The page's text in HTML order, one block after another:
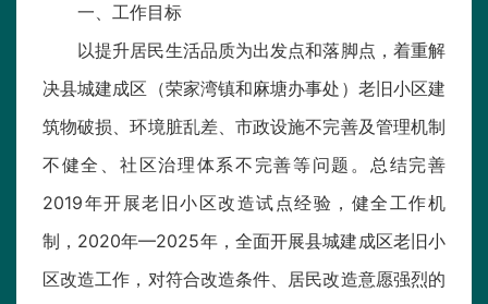
一、工作目标
以提升居民生活品质为出发点和落脚点，着重解
决县城建成区（荣家湾镇和麻塘办事处）老旧小区建
筑物破损、环境脏乱差、市政设施不完善及管理机制
不健全、社区治理体系不完善等问题。总结完善
2019年开展老旧小区改造试点经验，健全工作机
制，2020年—2025年，全面开展县城建成区老旧小
区改造工作，对符合改造条件、居民改造意愿强烈的